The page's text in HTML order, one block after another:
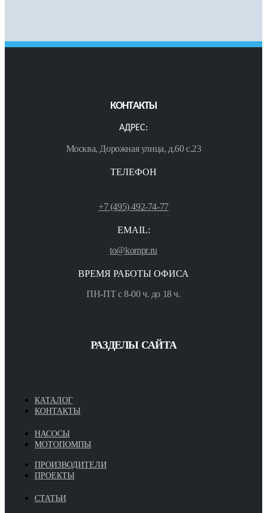
КОНТАКТЫ
АДРЕС:
Москва, Дорожная улица, д.60 с.23
ТЕЛЕФОН
+7 (495) 492-74-77
EMAIL:
to@kompr.ru
ВРЕМЯ РАБОТЫ ОФИСА
ПН-ПТ с 8-00 ч. до 18 ч.
РАЗДЕЛЫ САЙТА
КАТАЛОГ
КОНТАКТЫ
НАСОСЫ
МОТОПОМПЫ
ПРОИЗВОДИТЕЛИ
ПРОЕКТЫ
СТАТЬИ